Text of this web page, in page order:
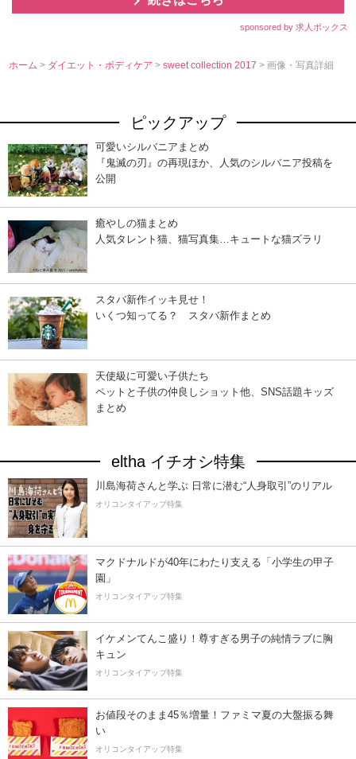
sponsored by 求人ボックス
ホーム > ダイエット・ボディケア>sweet collection 2017> 画像・写真詳細
ピックアップ
可愛いシルバニアまとめ
『鬼滅の刃』の再現ほか、人気のシルバニア投稿を
公開
癒やしの猫まとめ
人気タレント猫、猫写真集…キュートな猫ズラリ
スタバ新作イッキ見せ！
いくつ知ってる？ スタバ新作まとめ
天使級に可愛い子供たち
ペットと子供の仲良しショット他、SNS話題キッズ
まとめ
eltha イチオシ特集
川島海荷さんと学ぶ 日常に潜む“人身取引”のリアル
オリコンタイアップ特集
マクドナルドが40年にわたり支える「小学生の甲子
園」
オリコンタイアップ特集
イケメンてんこ盛り！尊すぎる男子の純情ラブに胸
キュン
オリコンタイアップ特集
お値段そのまま45％増量！ファミマ夏の大盤振る舞
い
オリコンタイアップ特集